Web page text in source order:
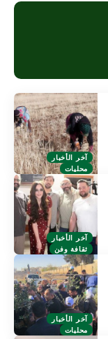
آخر الأخبار
محليات
آخر الأخبار
ثقافة وفن
آخر الأخبار
محليات